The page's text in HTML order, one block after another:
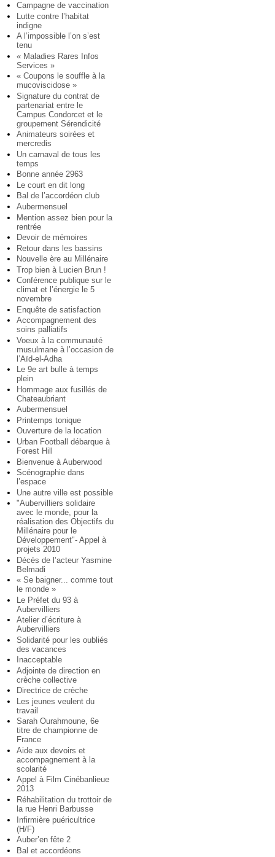
Campagne de vaccination
Lutte contre l’habitat
indigne
A l’impossible l’on s’est
tenu
« Maladies Rares Infos
Services »
« Coupons le souffle à la
mucoviscidose »
Signature du contrat de
partenariat entre le
Campus Condorcet et le
groupement Sérendicité
Animateurs soirées et
mercredis
Un carnaval de tous les
temps
Bonne année 2963
Le court en dit long
Bal de l’accordéon club
Aubermensuel
Mention assez bien pour la
rentrée
Devoir de mémoires
Retour dans les bassins
Nouvelle ère au Millénaire
Trop bien à Lucien Brun !
Conférence publique sur le
climat et l’énergie le 5
novembre
Enquête de satisfaction
Accompagnement des
soins palliatifs
Voeux à la communauté
musulmane à l’occasion de
l’Aïd-el-Adha
Le 9e art bulle à temps
plein
Hommage aux fusillés de
Chateaubriant
Aubermensuel
Printemps tonique
Ouverture de la location
Urban Football débarque à
Forest Hill
Bienvenue à Auberwood
Scénographie dans
l’espace
Une autre ville est possible
"Aubervilliers solidaire
avec le monde, pour la
réalisation des Objectifs du
Millénaire pour le
Développement"- Appel à
projets 2010
Décès de l’acteur Yasmine
Belmadi
« Se baigner... comme tout
le monde »
Le Préfet du 93 à
Aubervilliers
Atelier d’écriture à
Aubervilliers
Solidarité pour les oubliés
des vacances
Inacceptable
Adjointe de direction en
crèche collective
Directrice de crèche
Les jeunes veulent du
travail
Sarah Ourahmoune, 6e
titre de championne de
France
Aide aux devoirs et
accompagnement à la
scolarité
Appel à Film Cinébanlieue
2013
Réhabilitation du trottoir de
la rue Henri Barbusse
Infirmière puéricultrice
(H/F)
Auber’en fête 2
Bal et accordéons